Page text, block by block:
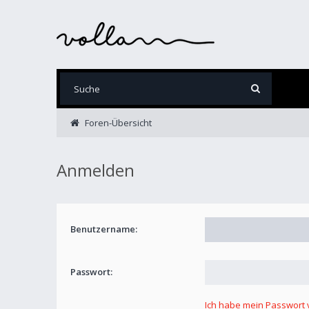
Foren-Übersicht
Anmelden
Benutzername:
Passwort:
Ich habe mein Passwort